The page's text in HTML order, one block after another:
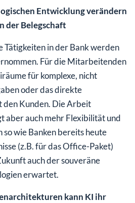
Entwicklung verändern
der Belegschaft
Tätigkeiten in der Bank werden
Für die Mitarbeitenden
für komplexe, nicht
oder das direkte
den Kunden. Die Arbeit
aber auch mehr Flexibilität und
wie Banken bereits heute
(z.B. für das Office-Paket)
auch der souveräne
erwartet.
kann KI ihr